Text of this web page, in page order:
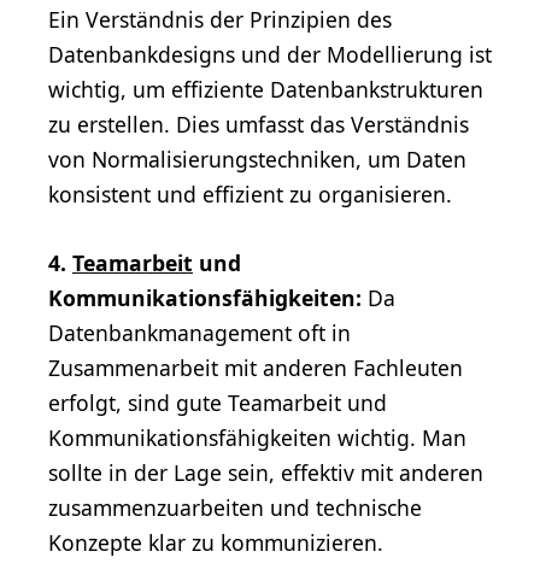
Ein Verständnis der Prinzipien des
Datenbankdesigns und der Modellierung ist
wichtig, um effiziente Datenbankstrukturen
zu erstellen. Dies umfasst das Verständnis
von Normalisierungstechniken, um Daten
konsistent und effizient zu organisieren.
4. Teamarbeit und
Kommunikationsfähigkeiten: Da
Datenbankmanagement oft in
Zusammenarbeit mit anderen Fachleuten
erfolgt, sind gute Teamarbeit und
Kommunikationsfähigkeiten wichtig. Man
sollte in der Lage sein, effektiv mit anderen
zusammenzuarbeiten und technische
Konzepte klar zu kommunizieren.